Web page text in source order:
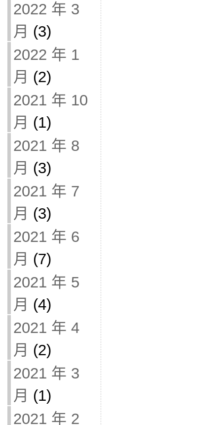
2022 年 3
月 (3)
2022 年 1
月 (2)
2021 年 10
月 (1)
2021 年 8
月 (3)
2021 年 7
月 (3)
2021 年 6
月 (7)
2021 年 5
月 (4)
2021 年 4
月 (2)
2021 年 3
月 (1)
2021 年 2